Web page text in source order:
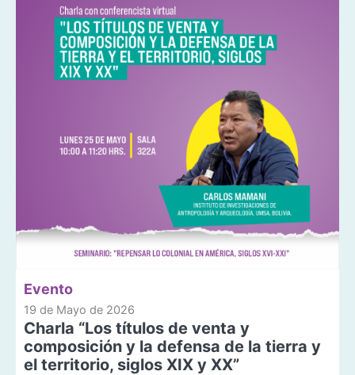
Evento
19 de Mayo de 2026
Charla “Los títulos de venta y
composición y la defensa de la tierra y
el territorio, siglos XIX y XX”